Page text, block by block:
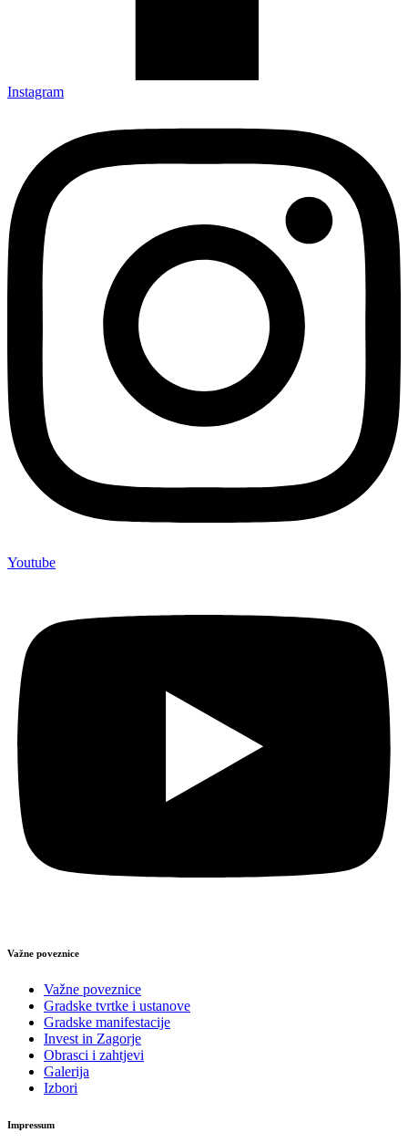
Instagram
Youtube
Važne poveznice
Važne poveznice
Gradske tvrtke i ustanove
Gradske manifestacije
Invest in Zagorje
Obrasci i zahtjevi
Galerija
Izbori
Impressum